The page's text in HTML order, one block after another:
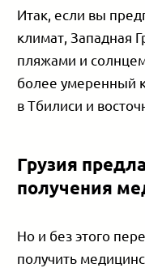
Итак, если вы
климат, Западная
пляжами и
более умеренный
в Тбилиси и
Грузия
получения
Но и без этого
получить